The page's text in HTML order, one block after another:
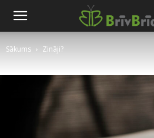
Sākums Zināji?